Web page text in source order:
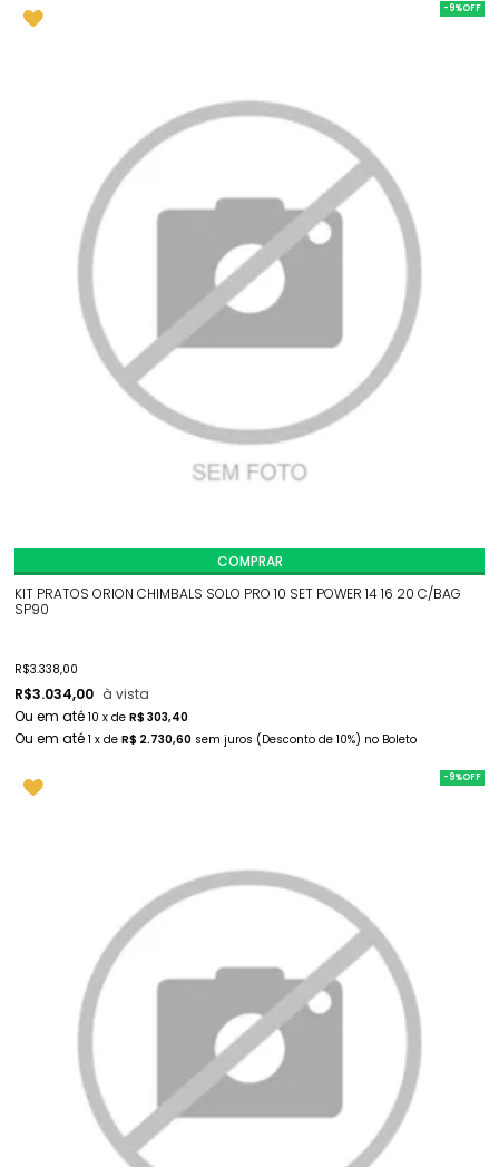
-9%
KIT PRATOS ORION CHIMBALS SOLO PRO 10 SET POWER 14 16 20 C/BAG
SP90
R$3.338,00
R$3.034,00 à vista
10 x de R$ 303,40
1 x de R$ 2.730,60 sem juros (Desconto de 10%) no Boleto
COMPRAR
-9%